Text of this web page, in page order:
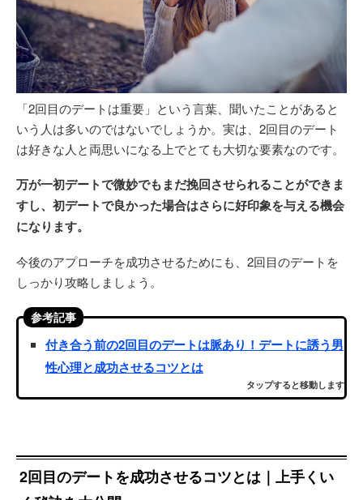
「2回目のデートは重要」という言葉、聞いたことがあると
いう人は多いのではないでしょうか。実は、2回目のデート
は好きな人と両思いになる上でとても大切な要素なのです。
万が一初デートで微妙でもまだ挽回させられることができま
すし、初デートで良かった場合はさらに好印象を与える機会
になります。
今後のアプローチを成功させるためにも、2回目のデートを
しっかり攻略しましょう。
参考記事
付き合う前の2回目のデートは脈あり！デートに誘う男
性心理と成功させるコツとは
タップすると移動します
2回目のデートを成功させるコツとは｜上手くい